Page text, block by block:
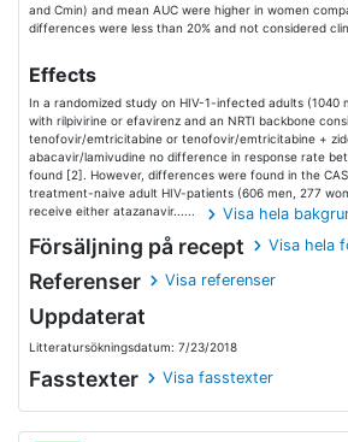
and Cmin) and mean AUC were higher in women
differences were less than 20% and not considered
Effects
In a randomized study on HIV-1-infected adults (1040
with rilpivirine or efavirenz and an NRTI backbone
tenofovir/emtricitabine or tenofovir/emtricitabine +
abacavir/lamivudine no difference in response rate
found [2]. However, differences were found in the
treatment-naive adult HIV-patients (606 men, 277
receive either atazanavir......
Visa hela
Försäljning på recept Visa hela
Referenser Visa referenser
Uppdaterat
Litteratursökningsdatum: 7/23/2018
Fasstexter Visa fasstexter